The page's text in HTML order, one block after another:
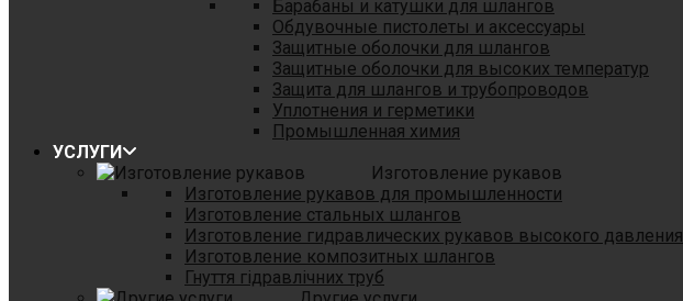
Барабаны и катушки для шлангов
Обдувочные пистолеты и аксессуары
Защитные оболочки для шлангов
Защитные оболочки для высоких температур
Защита для шлангов и трубопроводов
Уплотнения и герметики
Промышленная химия
УСЛУГИ
Изготовление рукавов
Изготовление рукавов для промышленности
Изготовление стальных шлангов
Изготовление гидравлических рукавов высокого давления
Изготовление композитных шлангов
Гнуття гідравлічних труб